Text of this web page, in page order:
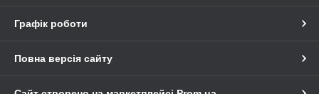
Графік роботи
Повна версія сайту